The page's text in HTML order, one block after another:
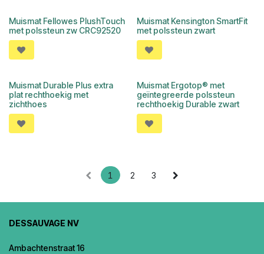
Muismat Fellowes PlushTouch
met polssteun zw CRC92520
Muismat Kensington SmartFit
met polssteun zwart
Muismat Durable Plus extra
plat rechthoekig met
zichthoes
Muismat Ergotop® met
geïntegreerde polssteun
rechthoekig Durable zwart
1 2 3
DESSAUVAGE NV
Ambachtenstraat 16